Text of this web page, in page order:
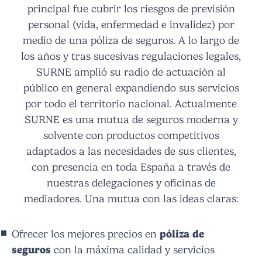
principal fue cubrir los riesgos de previsión
personal (vida, enfermedad e invalidez) por
medio de una póliza de seguros. A lo largo de
los años y tras sucesivas regulaciones legales,
SURNE amplió su radio de actuación al
público en general expandiendo sus servicios
por todo el territorio nacional. Actualmente
SURNE es una mutua de seguros moderna y
solvente con productos competitivos
adaptados a las necesidades de sus clientes,
con presencia en toda España a través de
nuestras delegaciones y oficinas de
mediadores. Una mutua con las ideas claras:
Ofrecer los mejores precios en póliza de
seguros con la máxima calidad y servicios